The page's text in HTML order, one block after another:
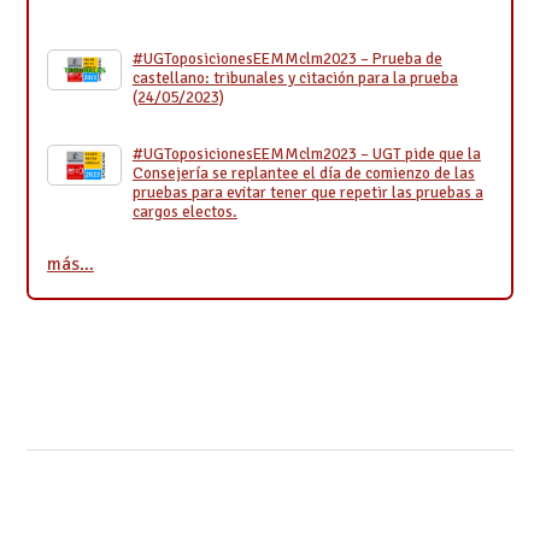
#UGToposicionesEEMMclm2023 – Prueba de
castellano: tribunales y citación para la prueba
(24/05/2023)
#UGToposicionesEEMMclm2023 – UGT pide que la
Consejería se replantee el día de comienzo de las
pruebas para evitar tener que repetir las pruebas a
cargos electos.
más…